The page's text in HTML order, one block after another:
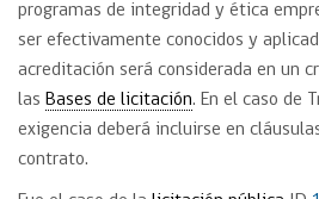
programas de integridad y ética
ser efectivamente conocidos y
acreditación será considerada en un
las Bases de licitación. En el caso de
exigencia deberá incluirse en
contrato.